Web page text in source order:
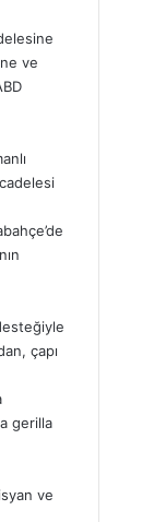
ve
çapı
gerilla
ve